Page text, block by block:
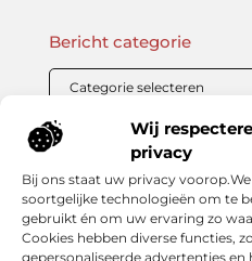
Wij
privacy
Bij ons staat uw privacy
soortgelijke technologieën om te
gebruikt én om uw ervaring zo
Cookies hebben diverse functies,
gepersonaliseerde advertenties
Onze informatie
Bericht categorie